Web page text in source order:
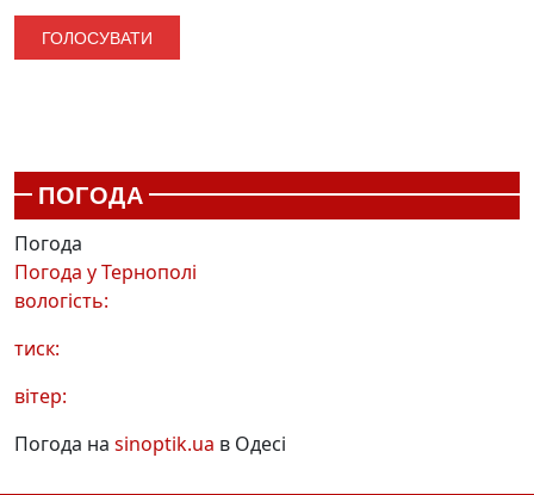
ПОГОДА
Погода
Погода уТернополі
вологість:
тиск:
вітер:
Погода на sinoptik.ua в Одесі